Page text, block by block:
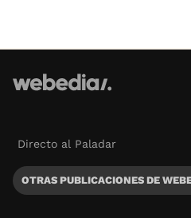
Directo al Paladar
OTRAS PUBLICACIONES DE